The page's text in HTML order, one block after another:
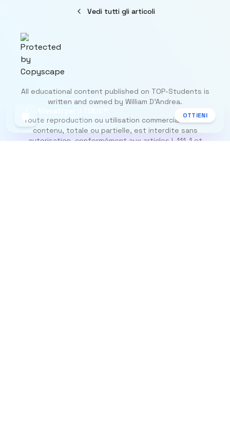
Vedi tutti gli articoli
All educational content published on TOP-Students is
written and owned by William D’Andrea.
Toute reproduction ou utilisation commerciale de ce
contenu, totale ou partielle, est interdite sans
autorisation, conformément aux articles L.111-1 et
Gratis sull'App Store
OTTIENI